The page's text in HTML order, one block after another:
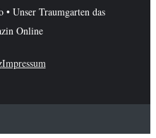
Unser Traumgarten das
Online
Impressum